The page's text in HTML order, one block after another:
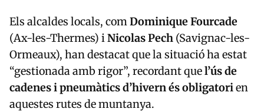
Els alcaldes locals, comDominique Fourcade
(Ax-les-Thermes) iNicolas Pech (Savignac-les-
Ormeaux), han destacat que la situació ha estat
“gestionada amb rigor”, recordant quel’ús de
cadenes i pneumàtics d’hivern és obligatorien
aquestes rutes de muntanya.